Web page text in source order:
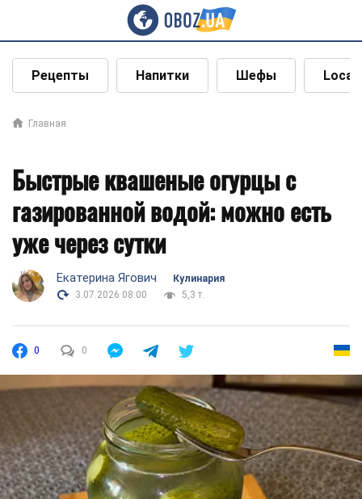
Рецепты Напитки Шефы Local
Главная
Быстрые квашеные огурцы с
газированной водой: можно есть
уже через сутки
Екатерина Ягович
Кулинария
3.07.2026 08:00
5,3 т.
0 0